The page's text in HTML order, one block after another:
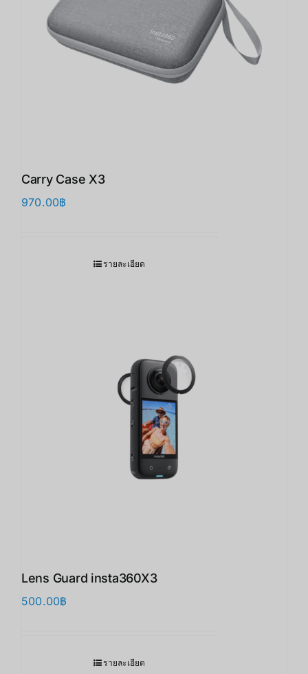
Carry Case X3
970.00฿
รายละเอียด
Lens Guard insta360X3 ​
500.00฿
รายละเอียด